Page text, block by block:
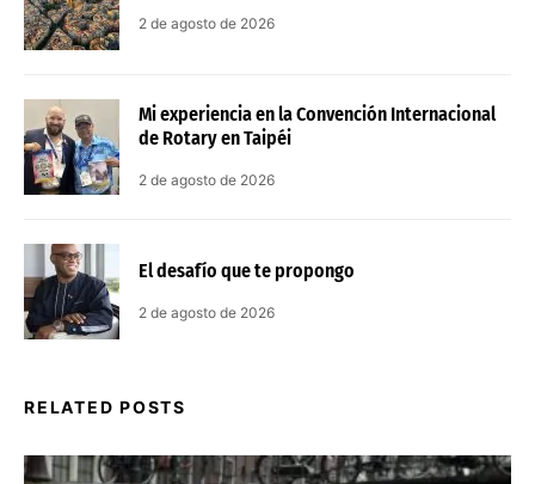
2 de agosto de 2026
Mi experiencia en la Convención Internacional
de Rotary en Taipéi
2 de agosto de 2026
El desafío que te propongo
2 de agosto de 2026
RELATED POSTS